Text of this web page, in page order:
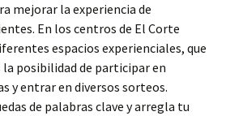
mejorar la experiencia de
En los centros de El Corte
espacios experienciales, que
posibilidad de participar en
y entrar en diversos sorteos.
de palabras clave y arregla tu